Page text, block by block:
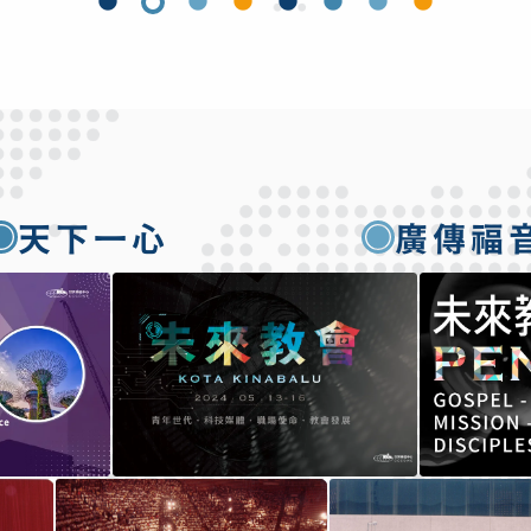
天下一心 廣傳福